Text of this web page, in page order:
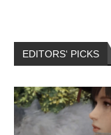
EDITORS‘ PICKS